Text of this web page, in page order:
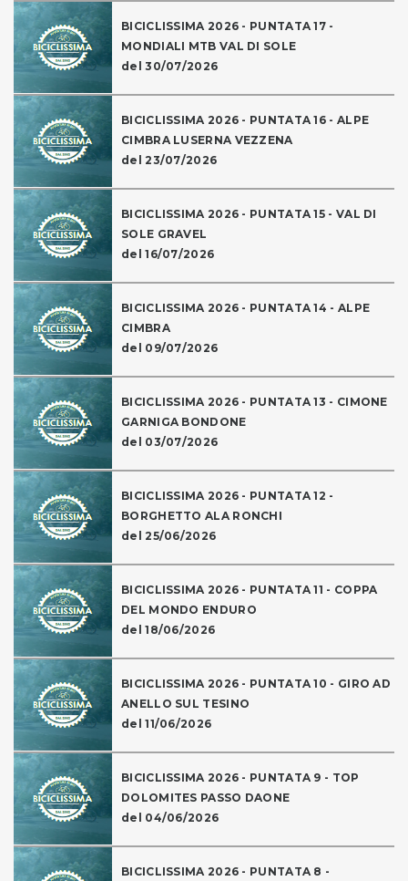
BICICLISSIMA 2026 - PUNTATA 17 -
MONDIALI MTB VAL DI SOLE
del 30/07/2026
BICICLISSIMA 2026 - PUNTATA 16 - ALPE
CIMBRA LUSERNA VEZZENA
del 23/07/2026
BICICLISSIMA 2026 - PUNTATA 15 - VAL DI
SOLE GRAVEL
del 16/07/2026
BICICLISSIMA 2026 - PUNTATA 14 - ALPE
CIMBRA
del 09/07/2026
BICICLISSIMA 2026 - PUNTATA 13 - CIMONE
GARNIGA BONDONE
del 03/07/2026
BICICLISSIMA 2026 - PUNTATA 12 -
BORGHETTO ALA RONCHI
del 25/06/2026
BICICLISSIMA 2026 - PUNTATA 11 - COPPA
DEL MONDO ENDURO
del 18/06/2026
BICICLISSIMA 2026 - PUNTATA 10 - GIRO AD
ANELLO SUL TESINO
del 11/06/2026
BICICLISSIMA 2026 - PUNTATA 9 - TOP
DOLOMITES PASSO DAONE
del 04/06/2026
BICICLISSIMA 2026 - PUNTATA 8 -